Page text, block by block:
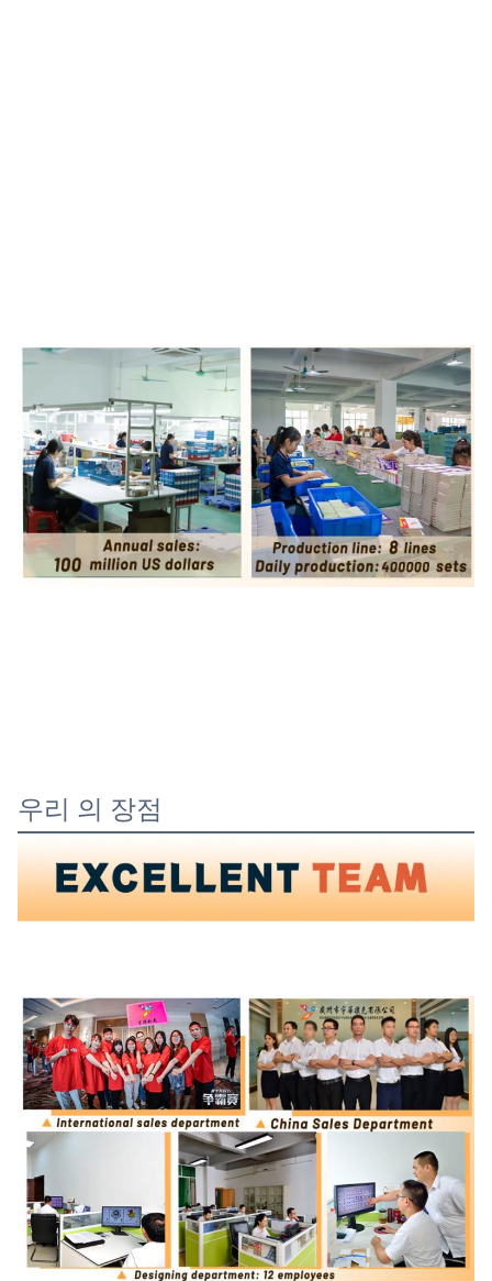
우리 의 장점